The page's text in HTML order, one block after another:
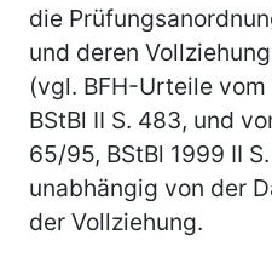
die
und deren
(vgl. BFH-Urteile vom
BStBl II S. 483, und
65/95, BStBl 1999 II
unabhängig von der
der Vollziehung.